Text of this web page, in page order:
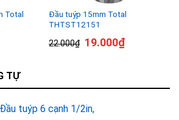
Total
Đầu tuýp 15mm Total
THTST12151
22.000₫ 19.000₫
TỰ
Đầu tuýp 6 cạnh 1/2in